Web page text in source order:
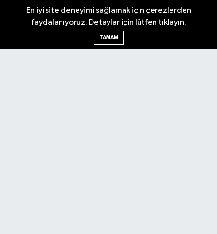
Ankara Nöbetçi Eczaneler
En iyi site deneyimi sağlamak için çerezlerden
faydalanıyoruz. Detaylar için lütfen tıklayın.
TAMAM